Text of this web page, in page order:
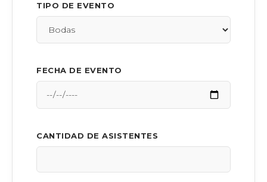
TIPO DE EVENTO
FECHA DE EVENTO
CANTIDAD DE ASISTENTES